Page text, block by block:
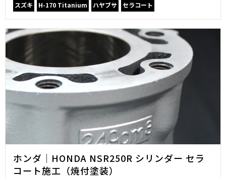
スズキ H-170 Titanium ハヤブサ セラコート
ホンダ｜HONDA NSR250R シリンダー セラ
コート施工（焼付塗装）